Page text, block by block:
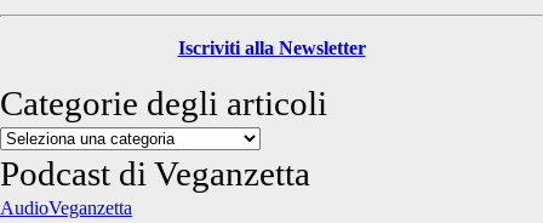
Iscriviti alla Newsletter
Categorie degli articoli
Categorie
degli
articoli
Podcast di Veganzetta
AudioVeganzetta